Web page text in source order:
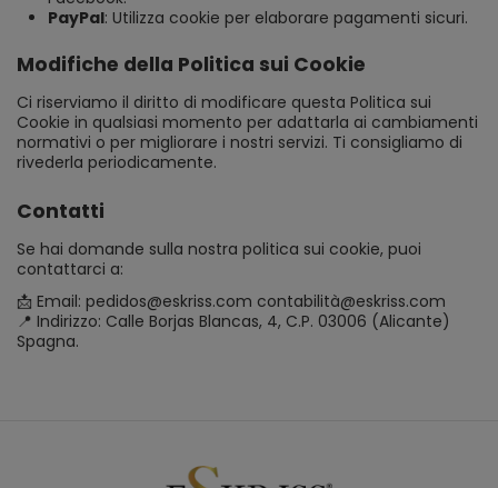
PayPal: Utilizza cookie per elaborare pagamenti sicuri.
Modifiche della Politica sui Cookie
Ci riserviamo il diritto di modificare questa Politica sui
Cookie in qualsiasi momento per adattarla ai cambiamenti
normativi o per migliorare i nostri servizi. Ti consigliamo di
rivederla periodicamente.
Contatti
Se hai domande sulla nostra politica sui cookie, puoi
contattarci a:
📩 Email: pedidos@eskriss.com contabilità@eskriss.com
📍 Indirizzo: Calle Borjas Blancas, 4, C.P. 03006 (Alicante)
Spagna.